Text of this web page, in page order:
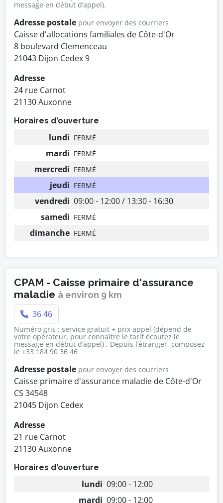
message en début d’appel).
Adresse postale pour envoyer des courriers
Caisse d'allocations familiales de Côte-d'Or
8 boulevard Clemenceau
21043 Dijon Cedex 9
Adresse
24 rue Carnot
21130 Auxonne
Horaires d'ouverture
lundi FERMÉ
mardi FERMÉ
mercredi FERMÉ
jeudi FERMÉ
vendredi 09:00 - 12:00 / 13:30 - 16:30
samedi FERMÉ
dimanche FERMÉ
CPAM - Caisse primaire d'assurance
maladie à environ 9 km
36 46
Numéro gris : service gratuit + prix appel (dépend de
votre opérateur, pour connaître le tarif écoutez le
message en début d’appel) , Depuis l’étranger, composez
le +33 184 90 36 46
Adresse postale pour envoyer des courriers
Caisse primaire d'assurance maladie de Côte-d'Or
CS 34548
21045 Dijon Cedex
Adresse
21 rue Carnot
21130 Auxonne
Horaires d'ouverture
lundi 09:00 - 12:00
mardi 09:00 - 12:00